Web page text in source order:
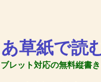
草紙で読
レット対応の無料縦書